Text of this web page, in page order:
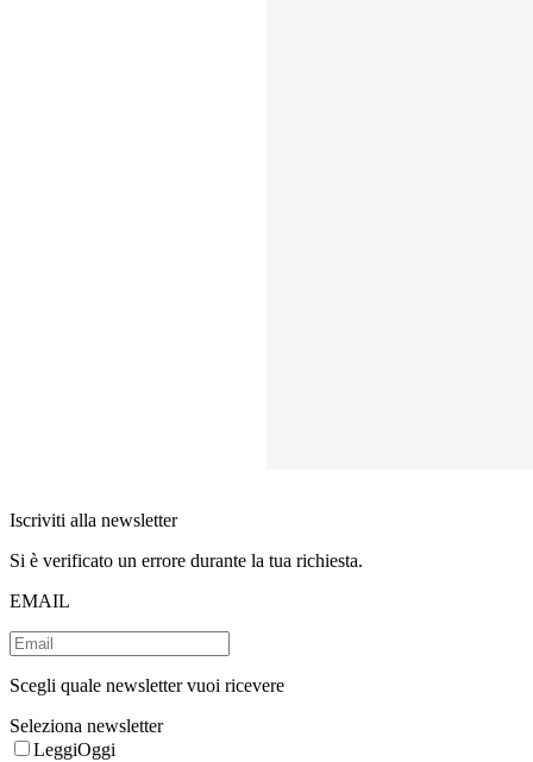
Iscriviti alla newsletter
Si è verificato un errore durante la tua richiesta.
EMAIL
Scegli quale newsletter vuoi ricevere
Seleziona newsletter
LeggiOggi